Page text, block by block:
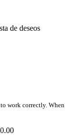
de deseos
the same version, you can remove them from your cart before